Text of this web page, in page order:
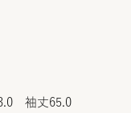
袖丈65.0